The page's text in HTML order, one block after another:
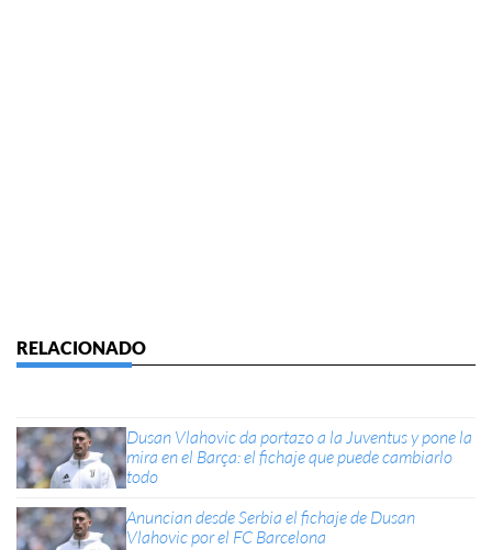
Dusan Vlahovic da portazo a la Juventus y pone la
mira en el Barça: el fichaje que puede cambiarlo
todo
Anuncian desde Serbia el fichaje de Dusan
Vlahovic por el FC Barcelona